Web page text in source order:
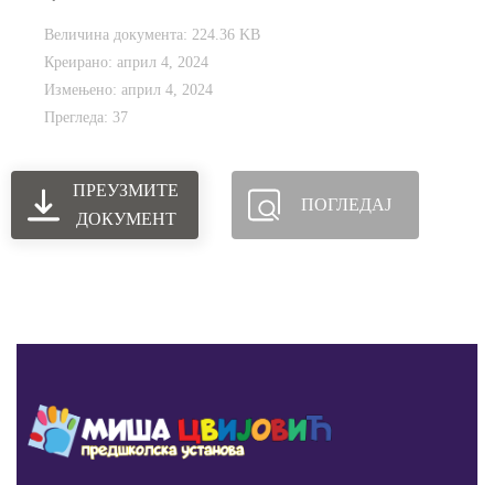
Величина документа: 224.36 KB
Креирано: април 4, 2024
Измењено: април 4, 2024
Прегледа: 37
ПРЕУЗМИТЕ
ДОКУМЕНТ
ПОГЛЕДАЈ